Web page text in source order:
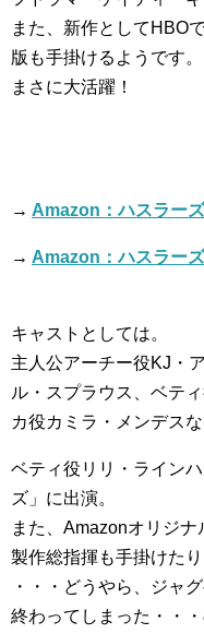
また、新作としてHBO
版も手掛けるようです。
まさに大活躍！
→ Amazon：ハスラーズ
→ Amazon：ハスラーズ
キャストとしては。
主人公アーチー役KJ・
ル・スプラウス、ベテ
カ役カミラ・メンデスな
ベティ役リリ・ライン
ズ」に出演。
また、Amazonオリジナ
製作総指揮も手掛けたり
・・・どうやら、ジャ
終わってしまった・・